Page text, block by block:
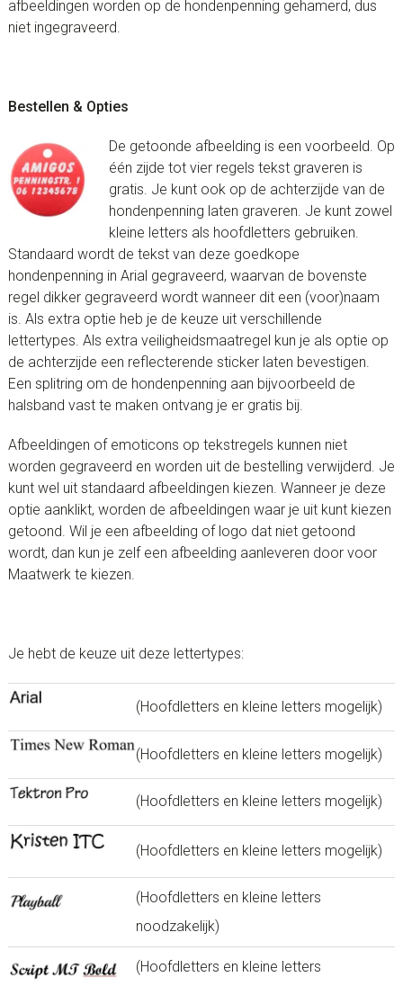
afbeeldingen worden op de hondenpenning gehamerd, dus
niet ingegraveerd.
Bestellen & Opties
De getoonde afbeelding is een voorbeeld. Op
één zijde tot vier regels tekst graveren is
gratis. Je kunt ook op de achterzijde van de
hondenpenning laten graveren. Je kunt zowel
kleine letters als hoofdletters gebruiken.
Standaard wordt de tekst van deze goedkope
hondenpenning in Arial gegraveerd, waarvan de bovenste
regel dikker gegraveerd wordt wanneer dit een (voor)naam
is. Als extra optie heb je de keuze uit verschillende
lettertypes. Als extra veiligheidsmaatregel kun je als optie op
de achterzijde een reflecterende sticker laten bevestigen.
Een splitring om de hondenpenning aan bijvoorbeeld de
halsband vast te maken ontvang je er gratis bij.
Afbeeldingen of emoticons op tekstregels kunnen niet
worden gegraveerd en worden uit de bestelling verwijderd. Je
kunt wel uit standaard afbeeldingen kiezen. Wanneer je deze
optie aanklikt, worden de afbeeldingen waar je uit kunt kiezen
getoond. Wil je een afbeelding of logo dat niet getoond
wordt, dan kun je zelf een afbeelding aanleveren door voor
Maatwerk te kiezen.
Je hebt de keuze uit deze lettertypes:
(Hoofdletters en kleine letters mogelijk)
(Hoofdletters en kleine letters mogelijk)
(Hoofdletters en kleine letters mogelijk)
(Hoofdletters en kleine letters mogelijk)
(Hoofdletters en kleine letters
noodzakelijk)
(Hoofdletters en kleine letters